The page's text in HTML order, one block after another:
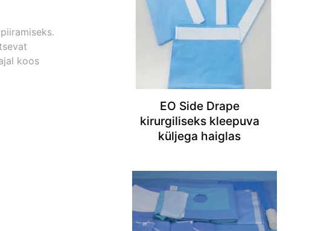
koos
EO Side Drape
kirurgiliseks kleepuva
küljega haiglas